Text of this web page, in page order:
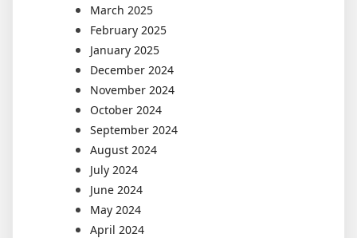
March 2025
February 2025
January 2025
December 2024
November 2024
October 2024
September 2024
August 2024
July 2024
June 2024
May 2024
April 2024